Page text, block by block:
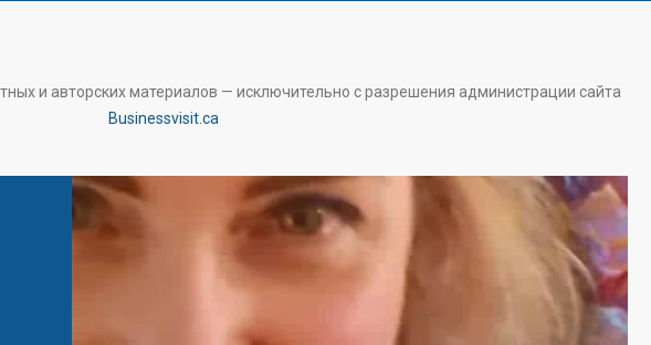
и авторских материалов — исключительно с разрешения администрации сайта
Businessvisit.ca